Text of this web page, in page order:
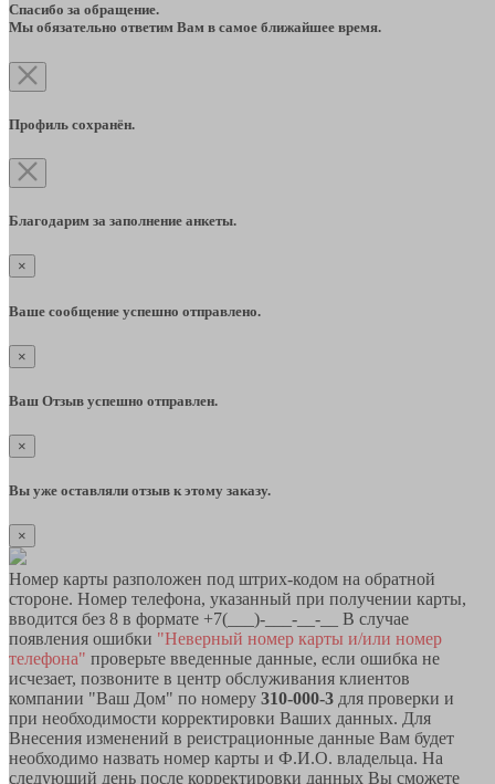
Спасибо за обращение.
Мы обязательно ответим Вам в самое ближайшее время.
Профиль сохранён.
Благодарим за заполнение анкеты.
×
Ваше сообщение успешно отправлено.
×
Ваш Отзыв успешно отправлен.
×
Вы уже оставляли отзыв к этому заказу.
×
Номер карты разположен под штрих-кодом на обратной
стороне. Номер телефона, указанный при получении карты,
вводится без 8 в формате +7(___)-___-__-__ В случае
появления ошибки "Неверный номер карты и/или номер
телефона" проверьте введенные данные, если ошибка не
исчезает, позвоните в центр обслуживания клиентов
компании "Ваш Дом" по номеру 310-000-3 для проверки и
при необходимости корректировки Ваших данных. Для
Внесения изменений в реистрационные данные Вам будет
необходимо назвать номер карты и Ф.И.О. владельца. На
следующий день после корректировки данных Вы сможете